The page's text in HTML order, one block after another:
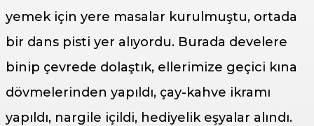
yemek için yere masalar kurulmuştu, ortada
bir dans pisti yer alıyordu. Burada develere
binip çevrede dolaştık, ellerimize geçici kına
dövmelerinden yapıldı, çay-kahve ikramı
yapıldı, nargile içildi, hediyelik eşyalar alındı.